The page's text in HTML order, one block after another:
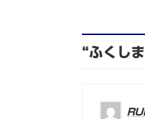
“ふくし